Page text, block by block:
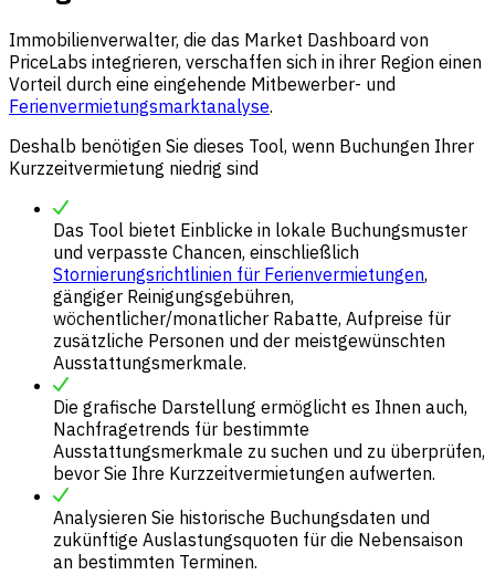
Immobilienverwalter, die das Market Dashboard von
PriceLabs integrieren, verschaffen sich in ihrer Region einen
Vorteil durch eine eingehende Mitbewerber- und
Ferienvermietungsmarktanalyse.
Deshalb benötigen Sie dieses Tool, wenn Buchungen Ihrer
Kurzzeitvermietung niedrig sind
Das Tool bietet Einblicke in lokale Buchungsmuster
und verpasste Chancen, einschließlich
Stornierungsrichtlinien für Ferienvermietungen,
gängiger Reinigungsgebühren,
wöchentlicher/monatlicher Rabatte, Aufpreise für
zusätzliche Personen und der meistgewünschten
Ausstattungsmerkmale.
Die grafische Darstellung ermöglicht es Ihnen auch,
Nachfragetrends für bestimmte
Ausstattungsmerkmale zu suchen und zu überprüfen,
bevor Sie Ihre Kurzzeitvermietungen aufwerten.
Analysieren Sie historische Buchungsdaten und
zukünftige Auslastungsquoten für die Nebensaison
an bestimmten Terminen.